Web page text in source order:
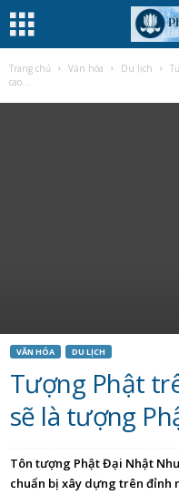
Trang chủ Văn hóa Du lịch
cao...
VĂN HÓA DU LỊCH
Tượng Phật
sẽ là tượng
Tôn tượng Phật Đại Nhật
chuẩn bị xây dựng trên đỉnh